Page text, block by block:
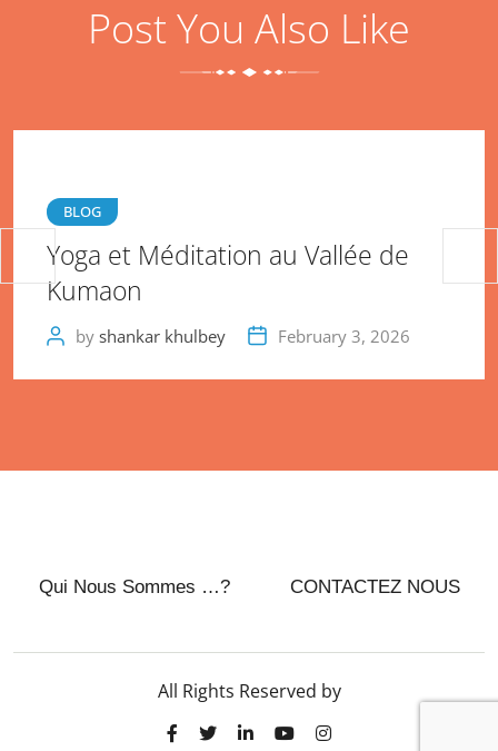
Post You Also Like
BLOG
Yoga et Méditation au Vallée de
Kumaon
by shankar khulbey February 3, 2026
Qui Nous Sommes …? CONTACTEZ NOUS
All Rights Reserved by